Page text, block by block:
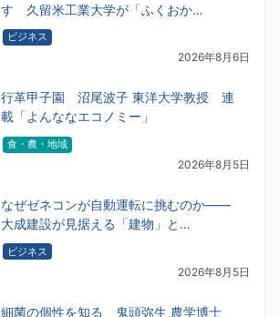
す 久留米工業大学が「ふくおか…
ビジネス
2026年8月6日
行革甲子園 沼尾波子 東洋大学教授 連
載「よんななエコノミー」
食・農・地域
2026年8月5日
なぜゼネコンが自動運転に挑むのか――
大成建設が見据える「建物」と…
ビジネス
2026年8月5日
細菌の個性を知る 鬼頭弥生 農学博士